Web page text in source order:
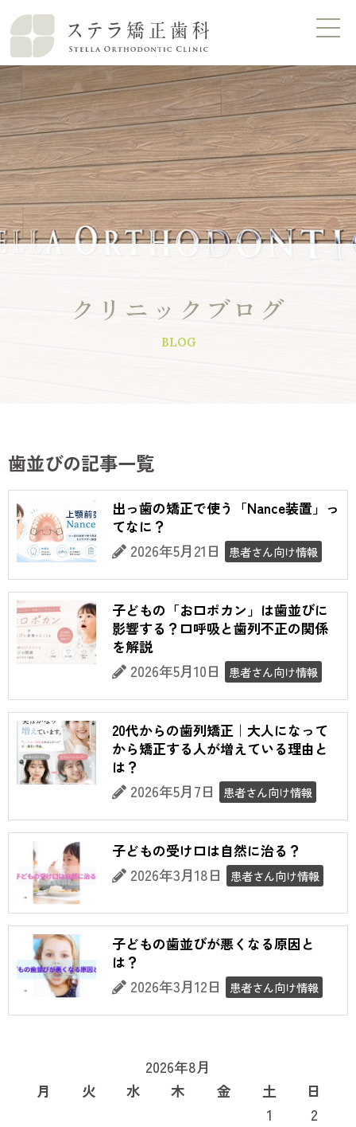
クリニックブログ
BLOG
歯並びの記事一覧
出っ歯の矯正で使う「Nance装置」っ
てなに？
2026年5月21日 患者さん向け情報
子どもの「お口ポカン」は歯並びに
影響する？口呼吸と歯列不正の関係
を解説
2026年5月10日 患者さん向け情報
20代からの歯列矯正｜大人になって
から矯正する人が増えている理由と
は？
2026年5月7日 患者さん向け情報
子どもの受け口は自然に治る？
2026年3月18日 患者さん向け情報
子どもの歯並びが悪くなる原因と
は？
2026年3月12日 患者さん向け情報
2026年8月
月
火 水 木 金 土
日
1
2